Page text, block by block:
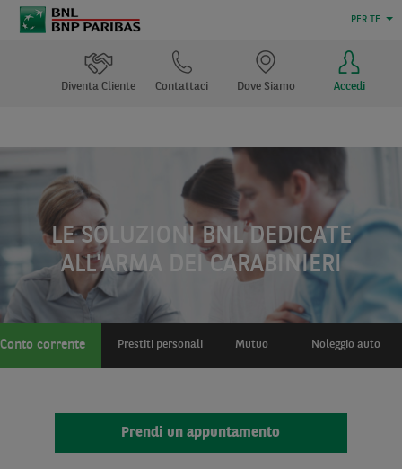
PER TE
Accedi
Dove Siamo
Contattaci
Diventa Cliente
Conto corrente Prestiti personali Mutuo Noleggio auto
LE SOLUZIONI BNL DEDICATE
ALL'ARMA DEI CARABINIERI
Prendi un appuntamento